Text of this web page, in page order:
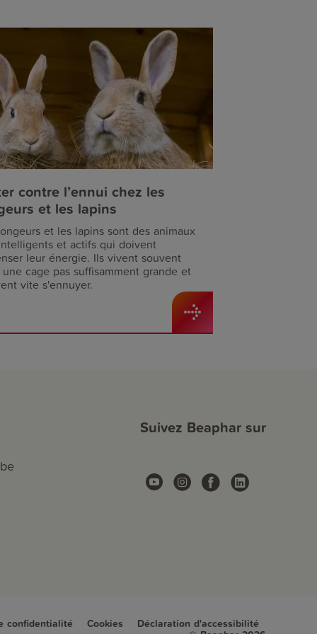
contre l’ennui chez les
et les lapins
et les lapins sont des animaux
et actifs qui doivent
leur énergie. Ils vivent souvent
une cage pas suffisamment grande et
vite s'ennuyer.
Suivez Beaphar sur
confidentialité Cookies
Déclaration d'accessibilité